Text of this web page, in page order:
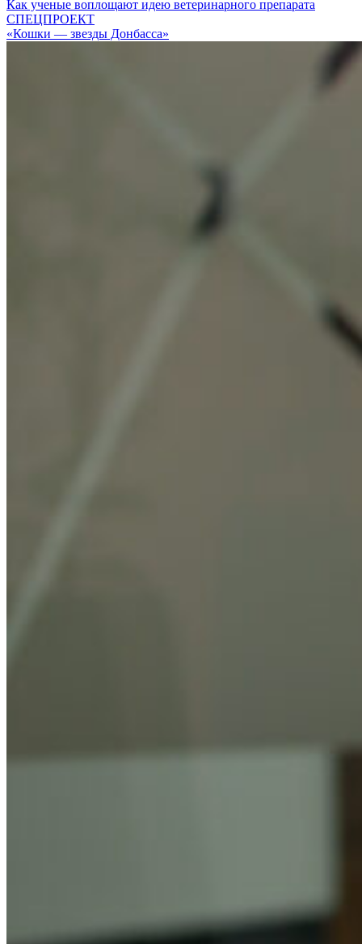
Как ученые воплощают идею ветеринарного препарата
СПЕЦПРОЕКТ
«Кошки — звезды Донбасса»